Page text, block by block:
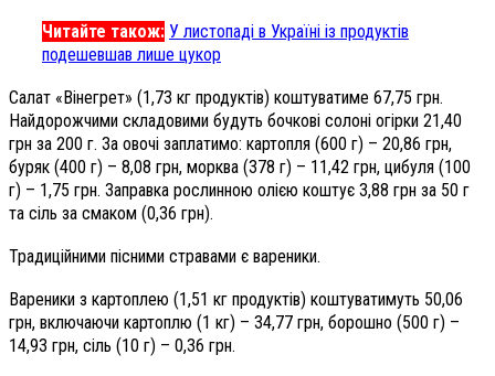
Читайте також: У листопаді в Україні із продуктів
подешевшав лише цукор
Салат «Вінегрет» (1,73 кг продуктів) коштуватиме 67,75 грн.
Найдорожчими складовими будуть бочкові солоні огірки 21,40
грн за 200 г. За овочі заплатимо: картопля (600 г) – 20,86 грн,
буряк (400 г) – 8,08 грн, морква (378 г) – 11,42 грн, цибуля (100
г) – 1,75 грн. Заправка рослинною олією коштує 3,88 грн за 50 г
та сіль за смаком (0,36 грн).
Традиційними пісними стравами є вареники.
Вареники з картоплею (1,51 кг продуктів) коштуватимуть 50,06
грн, включаючи картоплю (1 кг) – 34,77 грн, борошно (500 г) –
14,93 грн, сіль (10 г) – 0,36 грн.